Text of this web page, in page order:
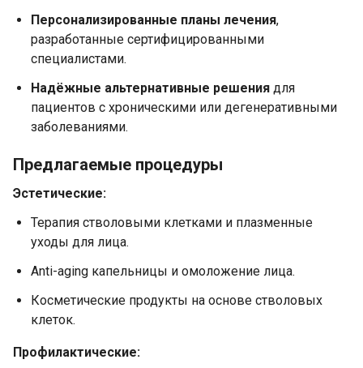
Персонализированные планы лечения,
разработанные сертифицированными
специалистами.
Надёжные альтернативные решения для
пациентов с хроническими или дегенеративными
заболеваниями.
Предлагаемые процедуры
Эстетические:
Терапия стволовыми клетками и плазменные
уходы для лица.
Anti-aging капельницы и омоложение лица.
Косметические продукты на основе стволовых
клеток.
Профилактические: